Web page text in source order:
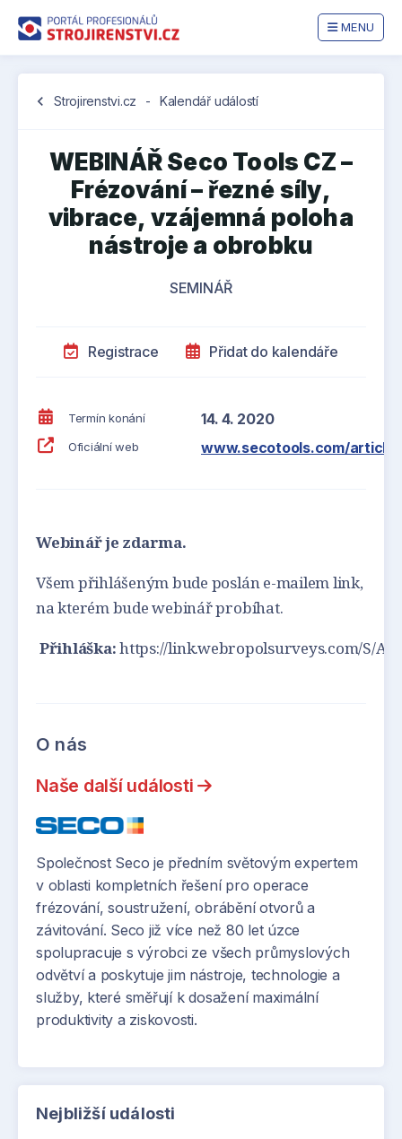
MENU
chevron_left Strojirenstvi.cz - Kalendář událostí
WEBINÁŘ Seco Tools CZ –
Frézování – řezné síly,
vibrace, vzájemná poloha
nástroje a obrobku
SEMINÁŘ
Registrace Přidat do kalendáře
Termín konání 14. 4. 2020
Oficiální web www.secotools.com/
Webinář je zdarma.
Všem přihlášeným bude poslán e-mailem link,
na kterém bude webinář probíhat.
Přihláška:https://link.webropolsurveys.com/S/
O nás
Naše další události
Společnost Seco je předním světovým expertem
v oblasti kompletních řešení pro operace
frézování, soustružení, obrábění otvorů a
závitování. Seco již více než 80 let úzce
spolupracuje s výrobci ze všech průmyslových
odvětví a poskytuje jim nástroje, technologie a
služby, které směřují k dosažení maximální
produktivity a ziskovosti.
Nejbližší události